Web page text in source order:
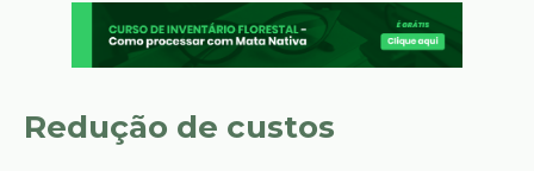
Redução de custos